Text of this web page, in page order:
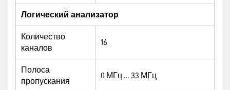
Логический анализатор
Количество
каналов
16
Полоса
пропускания
0 МГц … 33 МГц